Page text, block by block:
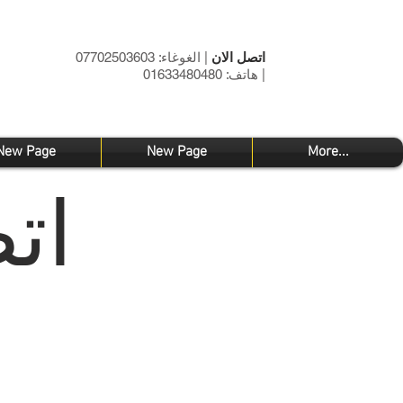
اتصل الان | الغوغاء: 07702503603
| هاتف: 01633480480
Page New Page More...